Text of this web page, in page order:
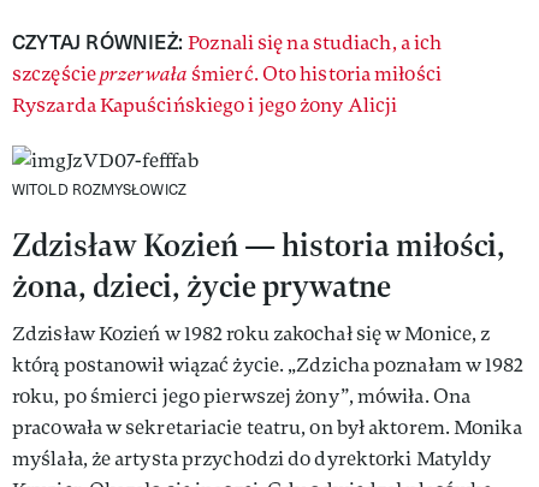
CZYTAJ RÓWNIEŻ:Poznali się na studiach, a ich
szczęścieprzerwałaśmierć. Oto historia miłości
Ryszarda Kapuścińskiego i jego żony Alicji
WITOLD ROZMYSŁOWICZ
Zdzisław Kozień — historia miłości,
żona, dzieci, życie prywatne
Zdzisław Kozień w 1982 roku zakochał się w Monice, z
którą postanowił wiązać życie. „Zdzicha poznałam w 1982
roku, po śmierci jego pierwszej żony”, mówiła. Ona
pracowała w sekretariacie teatru, on był aktorem. Monika
myślała, że artysta przychodzi do dyrektorki Matyldy